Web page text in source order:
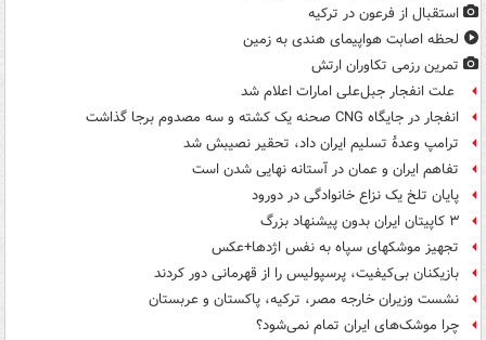
استقبال از فرعون در ترکیه
لحظه اصابت هواپیمای هندی به زمین
تمرین رزمی تکاوران ارتش
علت انفجار جبل‌علی امارات اعلام شد
انفجار در جایگاه CNG صحنه یک کشته و سه مصدوم برجا گذاشت
ترامپ وعدۀ تسلیم ایران داد، تحقیر نصیبش شد
تفاهم ایران و عمان در آستانه نهایی شدن است
پایان تلخ یک نزاع خانوادگی در دورود
۳ کاپیتان ایران بدون پیشنهاد بزرگ
تجهیز موشکهای سپاه به نفس اژدها+عکس
بازیکنان بی‌کیفیت، پرسپولیس را از قهرمانی دور کردند
نشست وزیران خارجه مصر، ترکیه، پاکستان و عربستان
چرا موشک‌های ایران تمام نمی‌شود؟